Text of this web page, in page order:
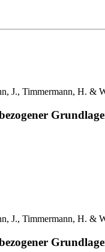
J., Timmermann, H. &
J., Timmermann, H. &